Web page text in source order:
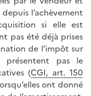
l’achèvement
si elle est
pas été déjà prises
de l’impôt sur
présentent pas le
(CGI, art. 150
ont donné